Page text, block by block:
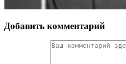
Добавить комментарий